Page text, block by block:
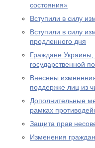
состояния»
Вступили в силу
Вступили в силу
продленного дня
Граждане
государственной
Внесены
поддержке лиц из
Дополнительные
рамках
Защита прав
Изменения